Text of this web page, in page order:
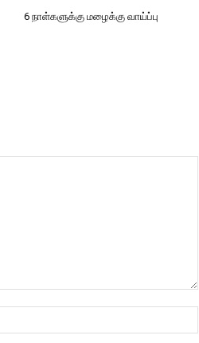
6 நாள்களுக்கு மழைக்கு வாய்ப்பு